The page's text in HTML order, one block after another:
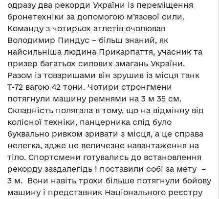
одразу два рекорди України із переміщення
бронетехніки за допомогою м’язової сили.
Команду з чотирьох атлетів очолював
Володимир Пиндус – більш знаний, як
найсильніша людина Прикарпаття, учасник та
призер багатьох силових змагань України.
Разом із товаришами він зрушив із місця танк
Т-72 вагою 42 тони. Чотири стронгмени
потягнули машину ремнями на 3 м 35 см.
Складність полягала в тому, що на відмінну від
колісної техніки, панцерника слід було
буквально ривком зривати з місця, а це справа
нелегка, адже це величезне навантаження на
тіло. Спортсмени готувались до встановлення
рекорду заздалегідь і поставили собі за мету –
3 м. Вони навіть трохи більше потягнули бойову
машину і представник Національного реєстру